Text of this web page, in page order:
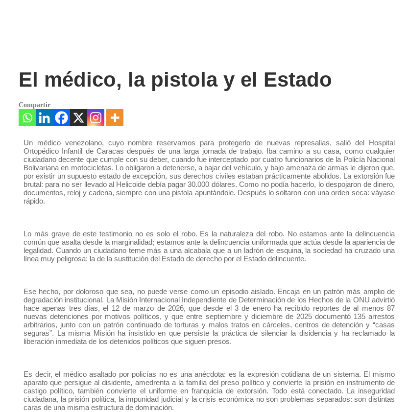
El médico, la pistola y el Estado
Compartir
Un médico venezolano, cuyo nombre reservamos para protegerlo de nuevas represalias, salió del Hospital
Ortopédico Infantil de Caracas después de una larga jornada de trabajo. Iba camino a su casa, como cualquier
ciudadano decente que cumple con su deber, cuando fue interceptado por cuatro funcionarios de la Policía Nacional
Bolivariana en motocicletas. Lo obligaron a detenerse, a bajar del vehículo, y bajo amenaza de armas le dijeron que,
por existir un supuesto estado de excepción, sus derechos civiles estaban prácticamente abolidos. La extorsión fue
brutal: para no ser llevado al Helicoide debía pagar 30.000 dólares. Como no podía hacerlo, lo despojaron de dinero,
documentos, reloj y cadena, siempre con una pistola apuntándole. Después lo soltaron con una orden seca: váyase
rápido.
Lo más grave de este testimonio no es solo el robo. Es la naturaleza del robo. No estamos ante la delincuencia
común que asalta desde la marginalidad; estamos ante la delincuencia uniformada que actúa desde la apariencia de
legalidad. Cuando un ciudadano teme más a una alcabala que a un ladrón de esquina, la sociedad ha cruzado una
línea muy peligrosa: la de la sustitución del Estado de derecho por el Estado delincuente.
Ese hecho, por doloroso que sea, no puede verse como un episodio aislado. Encaja en un patrón más amplio de
degradación institucional. La Misión Internacional Independiente de Determinación de los Hechos de la ONU advirtió
hace apenas tres días, el 12 de marzo de 2026, que desde el 3 de enero ha recibido reportes de al menos 87
nuevas detenciones por motivos políticos, y que entre septiembre y diciembre de 2025 documentó 135 arrestos
arbitrarios, junto con un patrón continuado de torturas y malos tratos en cárceles, centros de detención y “casas
seguras”. La misma Misión ha insistido en que persiste la práctica de silenciar la disidencia y ha reclamado la
liberación inmediata de los detenidos políticos que siguen presos.
Es decir, el médico asaltado por policías no es una anécdota: es la expresión cotidiana de un sistema. El mismo
aparato que persigue al disidente, amedrenta a la familia del preso político y convierte la prisión en instrumento de
castigo político, también convierte el uniforme en franquicia de extorsión. Todo está conectado. La inseguridad
ciudadana, la prisión política, la impunidad judicial y la crisis económica no son problemas separados: son distintas
caras de una misma estructura de dominación.